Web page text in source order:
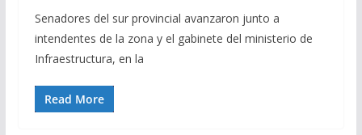
Senadores del sur provincial avanzaron junto a
intendentes de la zona y el gabinete del ministerio de
Infraestructura, en la
Read More